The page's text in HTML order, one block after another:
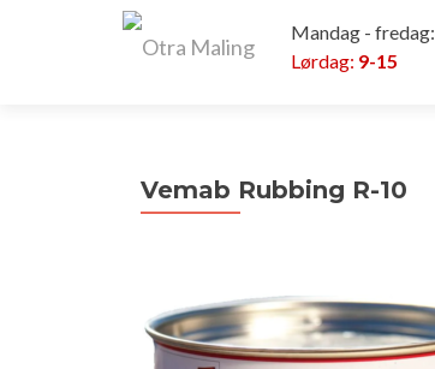
Mandag - fredag:
Lørdag: 9-15
Vemab Rubbing R-10